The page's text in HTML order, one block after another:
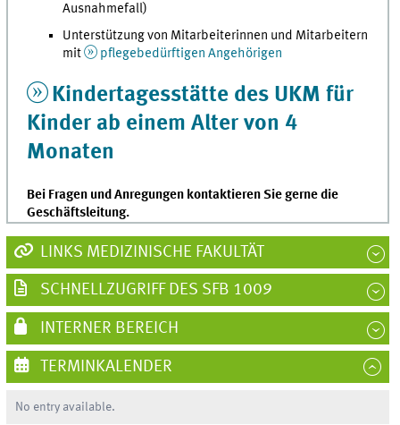
Ausnahmefall)
Unterstützung von Mitarbeiterinnen und Mitarbeitern
mit
pflegebedürftigen Angehörigen
Kindertagesstätte des UKM für
Kinder ab einem Alter von 4
Monaten
Bei Fragen und Anregungen kontaktieren Sie gerne die
Geschäftsleitung.
LINKS MEDIZINISCHE FAKULTÄT
SCHNELLZUGRIFF DES SFB 1009
INTERNER BEREICH
TERMINKALENDER
No entry available.